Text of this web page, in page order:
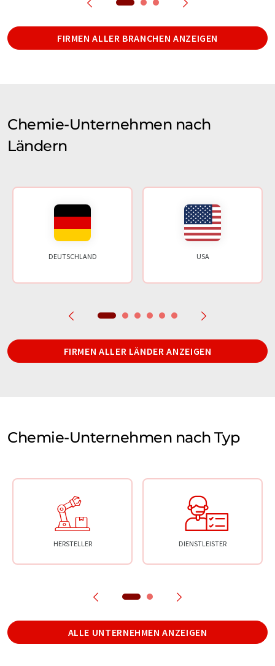
FIRMEN ALLER BRANCHEN ANZEIGEN
Chemie-Unternehmen nach
Ländern
DEUTSCHLAND USA
FIRMEN ALLER LÄNDER ANZEIGEN
Chemie-Unternehmen nach Typ
HERSTELLER DIENSTLEISTER
ALLE UNTERNEHMEN ANZEIGEN